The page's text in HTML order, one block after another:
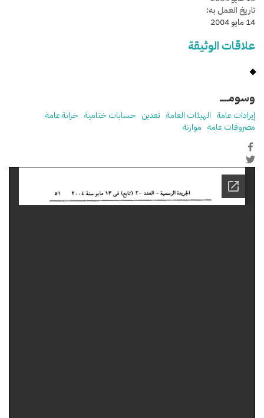
تاريخ العمل به:
14 مايو 2004
علاقات الوثيقة
وسومـــــ
إيرادات عامة الهيئات العامة تعدين حسابات ختامية خزانة عامة
مصروفات عامة موازنة